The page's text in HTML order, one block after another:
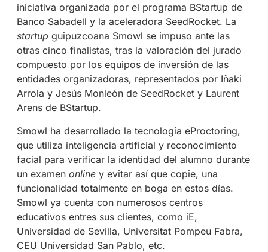
iniciativa organizada por el programa BStartup de
Banco Sabadell y la aceleradora SeedRocket. La
startup guipuzcoana Smowl se impuso ante las
otras cinco finalistas, tras la valoración del jurado
compuesto por los equipos de inversión de las
entidades organizadoras, representados por Iñaki
Arrola y Jesús Monleón de SeedRocket y Laurent
Arens de BStartup.
Smowl ha desarrollado la tecnología eProctoring,
que utiliza inteligencia artificial y reconocimiento
facial para verificar la identidad del alumno durante
un examen onliney evitar así que copie, una
funcionalidad totalmente en boga en estos días.
Smowl ya cuenta con numerosos centros
educativos entres sus clientes, como iE,
Universidad de Sevilla, Universitat Pompeu Fabra,
CEU Universidad San Pablo, etc.